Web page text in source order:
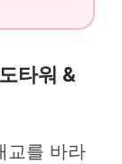
타워 &
교를 바라